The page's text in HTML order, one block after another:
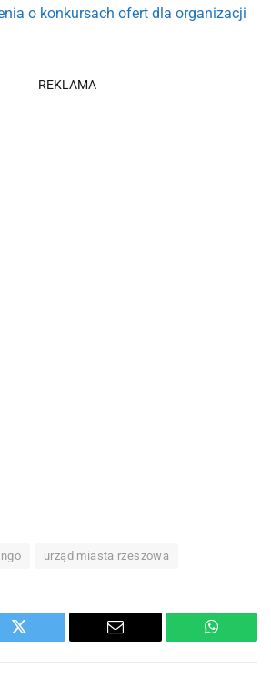
o konkursach ofert dla organizacji
REKLAMA
ngo urząd miasta rzeszowa
Twitter Email